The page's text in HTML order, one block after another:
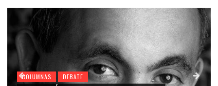
COLUMNAS DEBATE